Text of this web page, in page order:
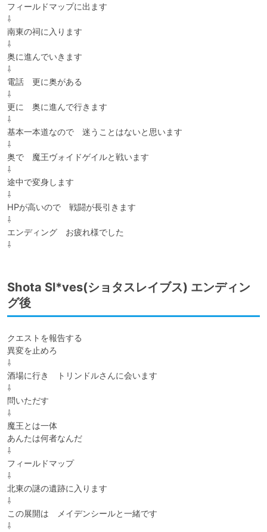
フィールドマップに出ます
⇩
南東の祠に入ります
⇩
奥に進んでいきます
⇩
電話　更に奥がある
⇩
更に　奥に進んで行きます
⇩
基本一本道なので　迷うことはないと思います
⇩
奥で　魔王ヴォイドゲイルと戦います
⇩
途中で変身します
⇩
HPが高いので　戦闘が長引きます
⇩
エンディング　お疲れ様でした
⇩
Shota Sl*ves(ショタスレイブス) エンディン
グ後
クエストを報告する
異変を止めろ
⇩
酒場に行き　トリンドルさんに会います
⇩
問いただす
⇩
魔王とは一体
あんたは何者なんだ
⇩
フィールドマップ
⇩
北東の謎の遺跡に入ります
⇩
この展開は　メイデンシールと一緒です
⇩